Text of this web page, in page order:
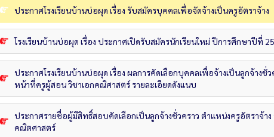
ประกาศโรงเรียนบ้านบ่อผุด เรื่อง รับสมัครบุคคลเพื่อจัดจ้างเป็นครูอัตราจ้าง
โรงเรียนบ้านบ่อผุด เรื่อง ประกาศเปิดรับสมัครนักเรียนใหม่ ปีการศึกษาปีที่
ประกาศโรงเรียนบ้านบ่อผุด เรื่อง ผลการคัดเลือกบุคคลเพื่อจ้างเป็นลูกจ้างชั่
หน้าที่ครูผู้สอน วิชาเอกคณิศาสตร์ รายละเอียดดังแนบ
ประกาศรายชื่อผู้มีสิทธิ์สอบคัดเลือกเป็นลูกจ้างชั่วคราว ตำแหน่งครูอัตราจ้า
คณิตศาสตร์